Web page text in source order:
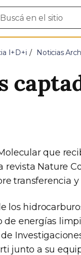
I+D+i Noticias
que
revista Nature
transferencia
los
energías
junto a su